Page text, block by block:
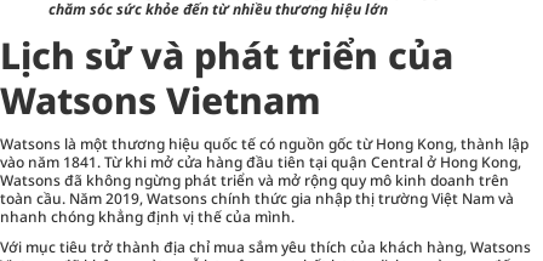
chăm sóc sức khỏe đến từ nhiều thương hiệu lớn
Lịch sử và phát triển của
Watsons Vietnam
Watsons là một thương hiệu quốc tế có nguồn gốc từ Hong Kong, thành lập
vào năm 1841. Từ khi mở cửa hàng đầu tiên tại quận Central ở Hong Kong,
Watsons đã không ngừng phát triển và mở rộng quy mô kinh doanh trên
toàn cầu. Năm 2019, Watsons chính thức gia nhập thị trường Việt Nam và
nhanh chóng khẳng định vị thế của mình.
Với mục tiêu trở thành địa chỉ mua sắm yêu thích của khách hàng, Watsons